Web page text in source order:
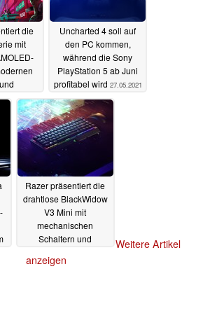
die
mit
Uncharted 4 soll auf
den PC kommen,
während die Sony
PlayStation 5 ab Juni
profitabel wird 27.05.2021
Razer präsentiert die
drahtlose BlackWidow
V3 Mini mit
mechanischen
Schaltern und
26.05.2021
Weitere Artikel
anzeigen